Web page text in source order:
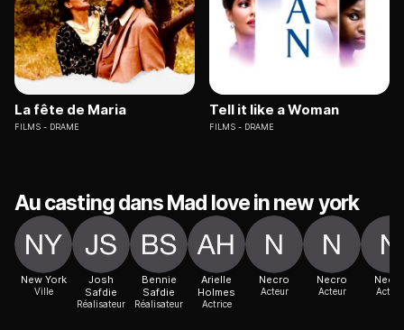
La fête de Maria
FILMS DRAME
Tell it like a Woman
FILMS DRAME
Au casting dans Mad love in new york
New York
Ville
Josh
Safdie
Réalisateur
Bennie
Safdie
Réalisateur
Arielle
Holmes
Actrice
Necro
Acteur
Necro
Acteur
Necro
Acteur